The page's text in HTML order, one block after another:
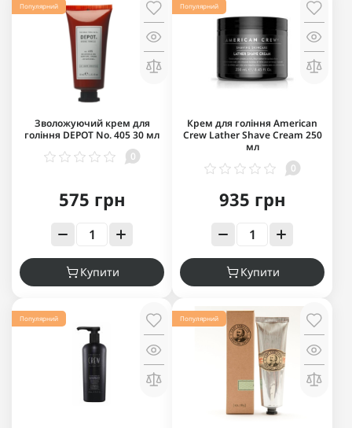
Популярний
Зволожуючий крем для
гоління DEPOT No. 405 30 мл
0
575 грн
Купити
Популярний
Крем для гоління American
Crew Lather Shave Cream 250
мл
0
935 грн
Купити
Популярний Популярний